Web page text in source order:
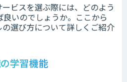
ビスを選ぶ際には、どのよう
いのでしょうか。ここから
選び方について詳しくご紹介
学習機能